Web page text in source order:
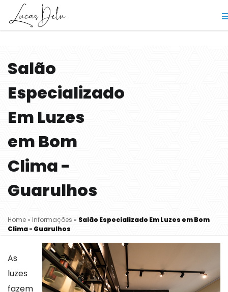
Salão
Especializado
Em Luzes
em Bom
Clima -
Guarulhos
Home» Informações » Salão Especializado Em Luzes em Bom
Clima - Guarulhos
As
luzes
fazem